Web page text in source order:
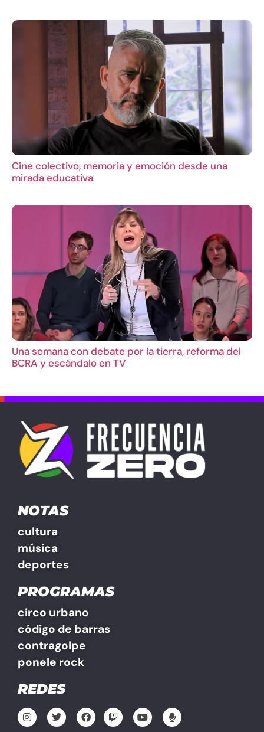
Cine colectivo, memoria y emoción desde una
mirada educativa
Una semana con debate por la tierra, reforma del
BCRA y escándalo en TV
NOTAS
cultura
música
deportes
PROGRAMAS
circo urbano
código de barras
contragolpe
ponele rock
REDES